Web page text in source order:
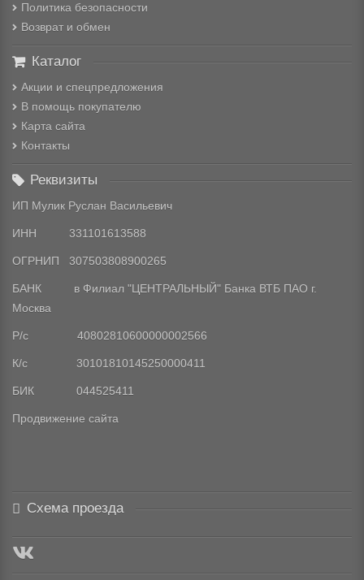
Политика безопасности
Возврат и обмен
Каталог
Акции и спецпредложения
В помощь покупателю
Карта сайта
Контакты
Реквизиты
ИП Мулик Руслан Васильевич
ИНН 331101613588
ОГРНИП 307503808900265
БАНК в Филиал "ЦЕНТРАЛЬНЫЙ" Банка ВТБ ПАО г.
Москва
Р/с 40802810600000002566
К/с 30101810145250000411
БИК 044525411
Продвижение сайта
Схема проезда